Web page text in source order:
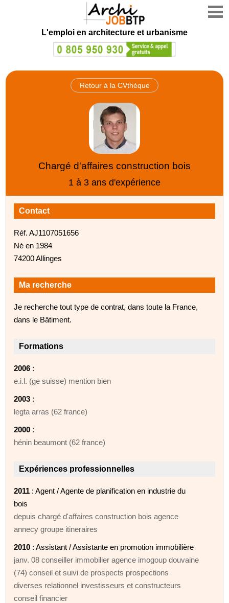
L'emploi en architecture et urbanisme
Retour à la CVthèque
Chargé d'affaires construction bois
1 à 3 ans d'expérience
Contact
Réf. AJ1107051656
Né en 1984
74200 Allinges
Ma recherche
Je recherche tout type de contrat, dans toute la France,
dans le Bâtiment.
Formations
2006 :
e.i.l. (ge suisse) mention bien
2003 :
legta arras (62 france)
2000 :
hénin beaumont (62 france)
Expériences professionnelles
2011 : Agent / Agente de planification en industrie du
bois
depuis chargé d'affaires construction bois agence
annecy groupe itineraires
2010 : Assistant / Assistante en promotion immobilière
janv. 08 conseiller immobilier agence imogoup douvaine
(74) conseil et suivi de prospects prospections
diverses relationnel investisseurs et constructeurs
conseil financier